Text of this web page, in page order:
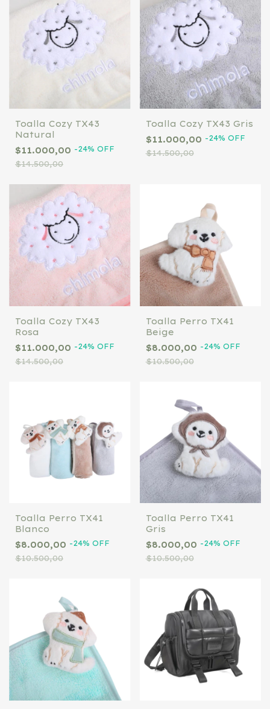
Toalla Cozy TX43
Natural
$11.000,00 -24% OFF
$14.500,00
Toalla Cozy TX43 Gris
$11.000,00 -24% OFF
$14.500,00
Toalla Cozy TX43
Rosa
$11.000,00 -24% OFF
$14.500,00
Toalla Perro TX41
Beige
$8.000,00 -24% OFF
$10.500,00
Toalla Perro TX41
Blanco
$8.000,00 -24% OFF
$10.500,00
Toalla Perro TX41
Gris
$8.000,00 -24% OFF
$10.500,00